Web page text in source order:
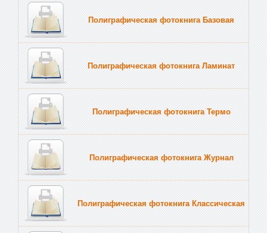
Полиграфическая фотокнига Базовая
Полиграфическая фотокнига Ламинат
Полиграфическая фотокнига Термо
Полиграфическая фотокнига Журнал
Полиграфическая фотокнига Классическая